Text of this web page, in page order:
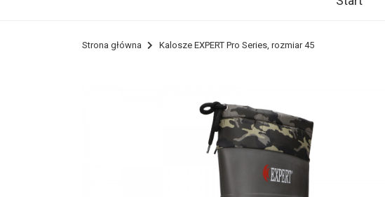
Strona główna Kalosze EXPERT Pro Series, rozmiar 45